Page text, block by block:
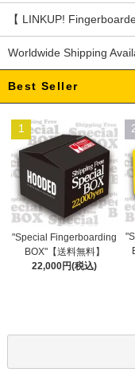
【 LINKUP!
Worldwide Shipping
Best Seller
1
"Special Fingerboarding
BOX"【送料無料】
22,000円(税込)